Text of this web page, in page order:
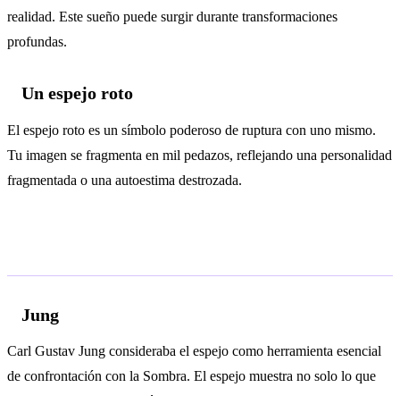
realidad. Este sueño puede surgir durante transformaciones
profundas.
Un espejo roto
El espejo roto es un símbolo poderoso de ruptura con uno mismo.
Tu imagen se fragmenta en mil pedazos, reflejando una personalidad
fragmentada o una autoestima destrozada.
Jung
Carl Gustav Jung consideraba el espejo como herramienta esencial
de confrontación con la Sombra. El espejo muestra no solo lo que